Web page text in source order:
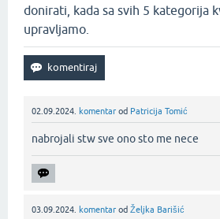
donirati, kada sa svih 5 kategorija
upravljamo.
02.09.2024. komentar od Patricija Tomić
nabrojali stw sve ono sto me nece‌
03.09.2024. komentar od Željka Barišić